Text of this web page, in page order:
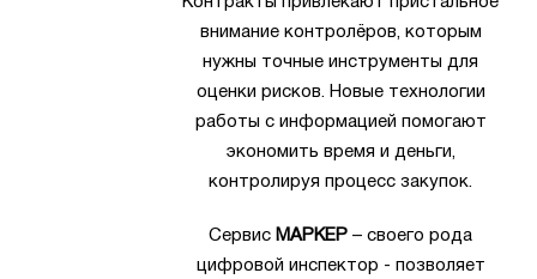
внимание контролёров, которым
нужны точные инструменты для
оценки рисков. Новые технологии
работы с информацией помогают
экономить время и деньги,
контролируя процесс закупок.
Сервис МАРКЕР – своего рода
цифровой инспектор - позволяет